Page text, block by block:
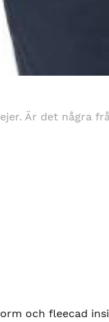
Är det några
och fleecad